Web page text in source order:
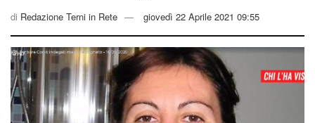
di Redazione Terni in Rete giovedì 22 Aprile 2021 09:55